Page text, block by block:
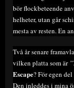
bör flockbeteende
helheter, utan går
mesta av resten. En
Två år senare
vilken platta som är
Escape? För egen
Den inleddes i mina